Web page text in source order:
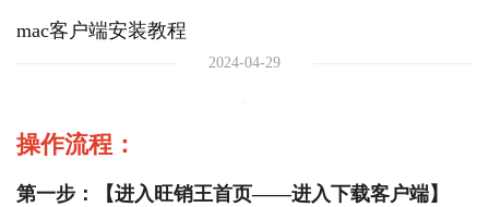
mac客户端安装教程
2024-04-29
操作流程：
第一步：【进入旺销王首页——进入下载客户端】